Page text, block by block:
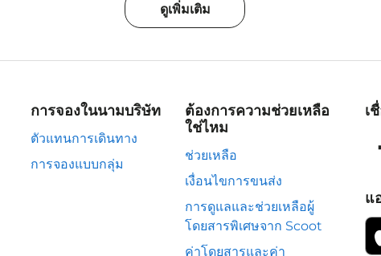
ดูเพิ่มเติม
การจองในนามบริษัท
ตัวแทนการเดินทาง
การจองแบบกลุ่ม
ต้องการความช่วยเหลือ
ใช่ไหม
ช่วยเหลือ
เงื่อนไขการขนส่ง
การดูแลและช่วยเหลือผู้
โดยสารพิเศษจาก Scoot
ค่าโดยสารและค่า
เ
แ